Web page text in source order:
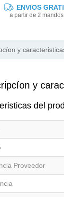
ENVIOS
a partir de 2 mandos
y
y
del
Proveedor